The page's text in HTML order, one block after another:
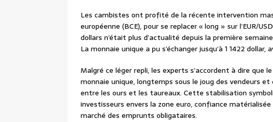
Les cambistes ont profité de la récente intervention
européenne (BCE), pour se replacer « long » sur l’EUR/
dollars n’était plus d’actualité depuis la première
La monnaie unique a pu s’échanger jusqu’à 1 1422
Malgré ce léger repli, les experts s’accordent à dire que
monnaie unique, longtemps sous le joug des vendeurs
entre les ours et les taureaux. Cette stabilisation
investisseurs envers la zone euro, confiance
marché des emprunts obligataires.